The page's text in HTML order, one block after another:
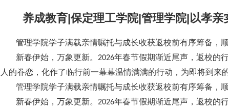
养成教育|保定理工学院|管理学院|以孝亲
管理学院学子满载亲情嘱托与成长收获返校前有序筹备，顺
新春伊始，万象更新。 2026年春节假期渐近尾声，返校的
人的眷恋，化作了临行前一幕幕温情满满的行动，为即将到来
管理学院学子满载亲情嘱托与成长收获返校前有序筹备，顺
新春伊始，万象更新。 2026年春节假期渐近尾声，返校的